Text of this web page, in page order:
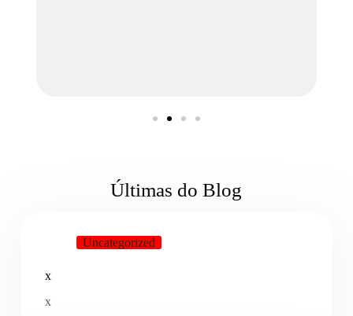
Últimas do Blog
Uncategorized
x
x